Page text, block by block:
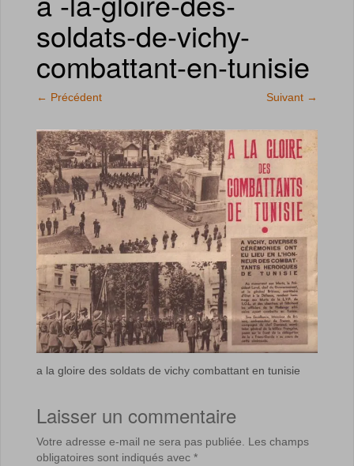
soldats-de-vichy-
combattant-en-tunisie
← Précédent Suivant →
a la gloire des soldats de vichy combattant en tunisie
Laisser un commentaire
Votre adresse e-mail ne sera pas publiée.
Les champs
obligatoires sont indiqués avec *